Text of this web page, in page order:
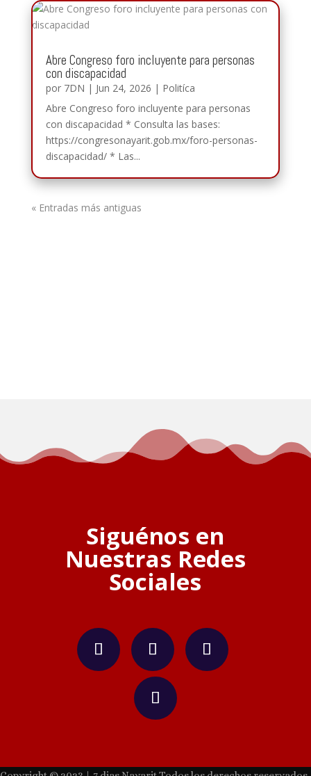
Abre Congreso foro incluyente para personas
con discapacidad
por 7DN | Jun 24, 2026 | Politíca
Abre Congreso foro incluyente para personas
con discapacidad * Consulta las bases:
https://congresonayarit.gob.mx/foro-personas-
discapacidad/ * Las...
« Entradas más antiguas
Siguénos en
Nuestras Redes
Sociales